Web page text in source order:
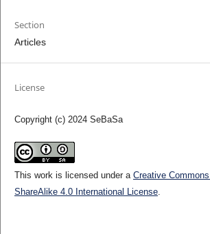
Section
Articles
License
Copyright (c) 2024 SeBaSa
This work is licensed under a Creative
ShareAlike 4.0 International License.